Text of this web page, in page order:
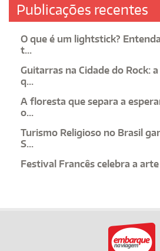
Publicações recentes
O que é um lightstick?
t...
Guitarras na Cidade do Rock:
q...
A floresta que separa a
o...
Turismo Religioso no Brasil
S...
Festival Francês celebra a